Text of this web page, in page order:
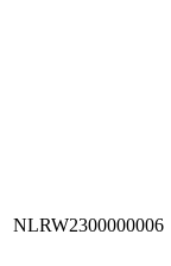
NLRW2300000006